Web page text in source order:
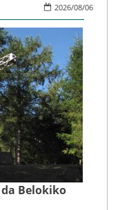
2026/08/06
Belokiko